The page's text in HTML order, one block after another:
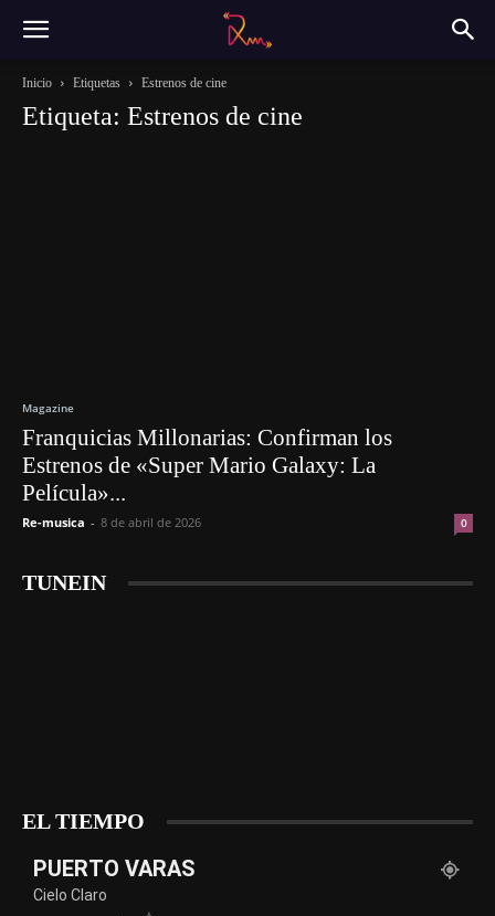
Inicio Etiquetas Estrenos de cine
Etiqueta: Estrenos de cine
Magazine
Franquicias Millonarias: Confirman los
Estrenos de «Super Mario Galaxy: La
Película»...
Re-musica - 8 de abril de 2026 0
TUNEIN
EL TIEMPO
PUERTO VARAS
Cielo Claro